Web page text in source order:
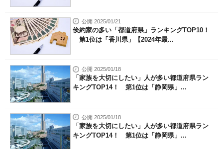
公開 2025/01/21
倹約家の多い「都道府県」ランキングTOP10！
第1位は「香川県」【2024年最...
公開 2025/01/18
「家族を大切にしたい」人が多い都道府県ラン
キングTOP14！ 第1位は「静岡県」...
公開 2025/01/18
「家族を大切にしたい」人が多い都道府県ラン
キングTOP14！ 第1位は「静岡県」...